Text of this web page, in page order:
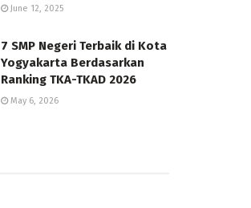
June 12, 2025
7 SMP Negeri Terbaik di Kota
Yogyakarta Berdasarkan
Ranking TKA-TKAD 2026
May 6, 2026